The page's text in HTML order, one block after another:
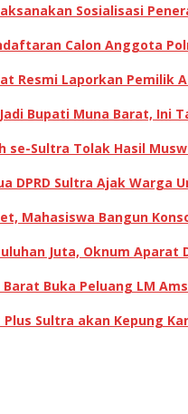
Sosialisasi
Calon Anggota
Resmi Laporkan Pemilik
Bupati Muna Barat, Ini
se-Sultra Tolak Hasil
DPRD Sultra Ajak Warga
Mahasiswa Bangun
Juta, Oknum Aparat
Buka Peluang LM
Sultra akan Kepung